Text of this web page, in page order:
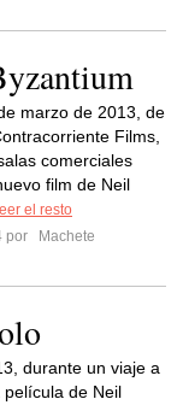
marzo de 2013, de
Films,
comerciales
film de Neil
el resto
por
Machete
durante un viaje a
de Neil